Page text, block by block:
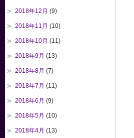
2018年12月 (9)
2018年11月 (10)
2018年10月 (11)
2018年9月 (13)
2018年8月 (7)
2018年7月 (11)
2018年6月 (9)
2018年5月 (10)
2018年4月 (13)